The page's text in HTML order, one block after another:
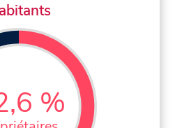
%